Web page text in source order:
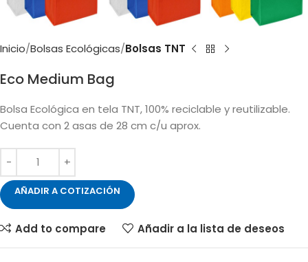
Inicio Bolsas Ecológicas Bolsas TNT
Eco Medium Bag
Bolsa Ecológica en tela TNT, 100% reciclable y reutilizable.
Cuenta con 2 asas de 28 cm c/u aprox.
AÑADIR A COTIZACIÓN
Add to compare Añadir a la lista de deseos